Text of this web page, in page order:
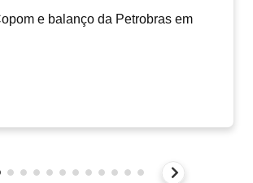
e balanço da Petrobras em